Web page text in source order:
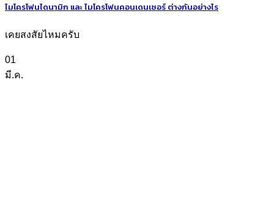
ไมโครโฟนไดนามิก และ ไมโครโฟนคอนเดนเซอร์ ต่างกันอย่างไร
เคยสงสัยไหมครับ
01
มี.ค.